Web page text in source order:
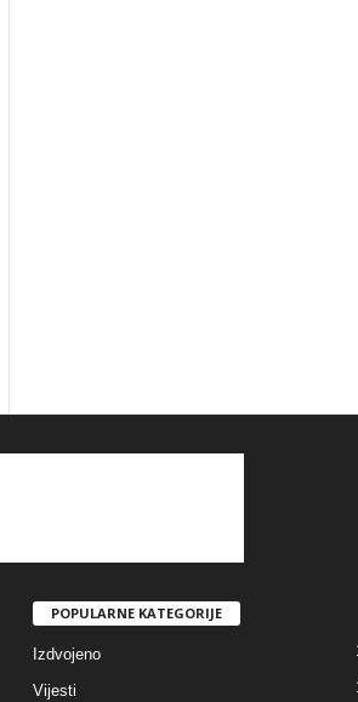
POPULARNE KATEGORIJE
Izdvojeno
Vijesti